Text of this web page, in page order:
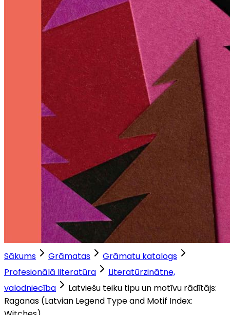
Sākums Grāmatas
Grāmatu katalogs
Profesionālā literatūra
Literatūrzinātne,
valodniecība
Latviešu teiku tipu un motīvu rādītājs:
Raganas (Latvian Legend Type and Motif Index: